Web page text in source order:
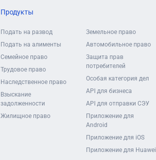
Продукты
Подать на развод
Подать на алименты
Семейное право
Трудовое право
Наследственное право
Взыскание
задолженности
Жилищное право
Земельное право
Автомобильное право
Защита прав
потребителей
Особая категория дел
API для бизнеса
API для отправки СЭУ
Приложение для
Android
Приложение для iOS
Приложение для Huawei